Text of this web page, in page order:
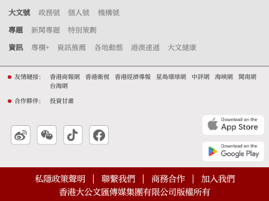
大文號 政務號 個人號 機構號
專題 新聞專題 特別策劃
資訊 專欄+ 資訊推薦 各地動態 港澳速遞 大文健康
友情鏈接： 香港商報網 香港衛視 香港經濟導報 星島環球網 中評網 海峽網
閩南網
台海網
合作夥伴： 投資甘肅
私隱政策聲明 聯繫我們 商務合作
加入我們
香港大公文匯傳媒集團有限公司版權所有